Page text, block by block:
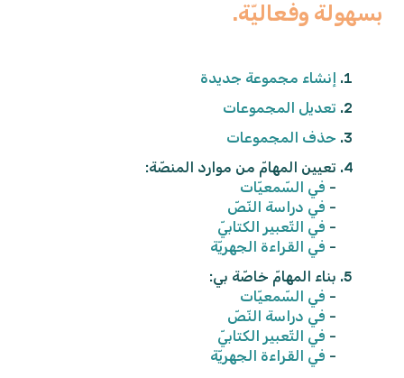
بسهولة وفعاليّة.
إنشاء مجموعة جديدة
تعديل المجموعات
حذف المجموعات
تعيين المهامّ من موارد المنصّة:
- في السّمعيّات
- في دراسة النّصّ
- في التّعبير الكتابيّ
- في القراءة الجهريّة
بناء المهامّ خاصّة بي:
- في السّمعيّات
- في دراسة النّصّ
- في التّعبير الكتابيّ
- في القراءة الجهريّة